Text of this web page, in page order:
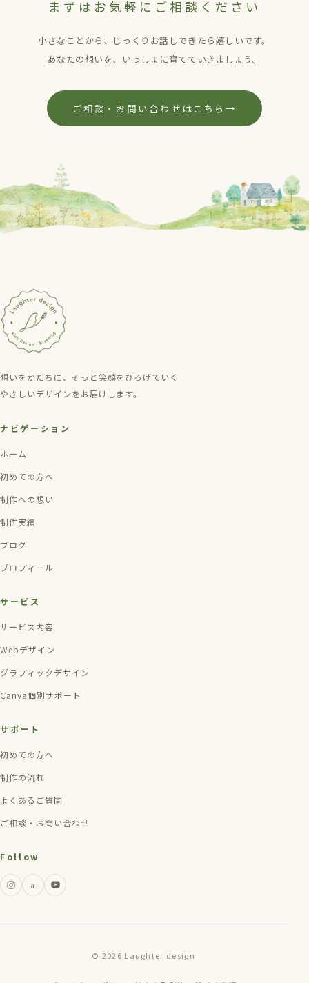
まずはお気軽にご相談ください
小さなことから、じっくりお話しできたら嬉しいです。
あなたの想いを、いっしょに育てていきましょう。
ご相談・お問い合わせはこちら→
想いをかたちに、そっと笑顔をひろげていく
やさしいデザインをお届けします。
ナビゲーション
ホーム
初めての方へ
制作への想い
制作実績
ブログ
プロフィール
サービス
サービス内容
Webデザイン
グラフィックデザイン
Canva個別サポート
サポート
初めての方へ
制作の流れ
よくあるご質問
ご相談・お問い合わせ
Follow
n
© 2026 Laughter design